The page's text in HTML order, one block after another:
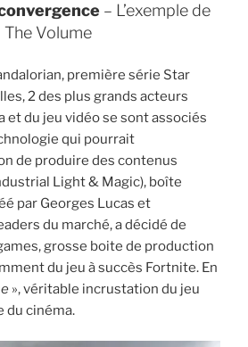
– L’exemple de
The Volume
, première série Star
2 des plus grands acteurs
et du jeu vidéo se sont associés
qui pourrait
de produire des contenus
Light & Magic), boîte
par Georges Lucas et
du marché, a décidé de
grosse boite de production
du jeu à succès Fortnite. En
», véritable incrustation du jeu
du cinéma.